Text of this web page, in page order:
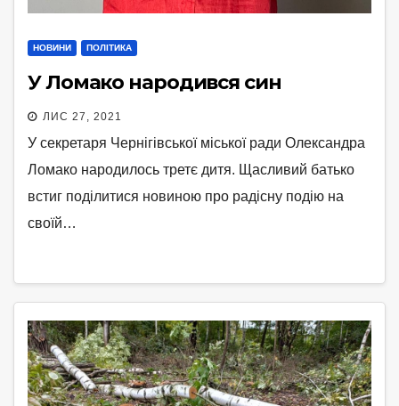
НОВИНИ ПОЛІТИКА
У Ломако народився син
ЛИС 27, 2021
У секретаря Чернігівської міської ради Олександра
Ломако народилось третє дитя. Щасливий батько
встиг поділитися новиною про радісну подію на
своїй…